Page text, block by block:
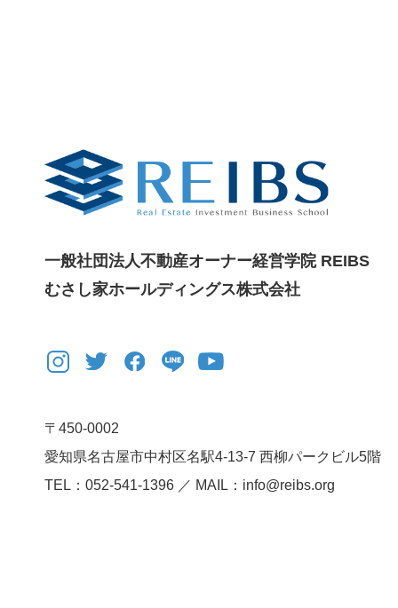
一般社団法人不動産オーナー経営学院 REIBS
むさし家ホールディングス株式会社
〒450-0002
愛知県名古屋市中村区名駅4-13-7 西柳パークビル5階
TEL：052-541-1396 ／ MAIL：info@reibs.org